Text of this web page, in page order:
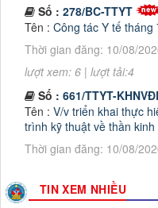
Tên : Công tác Y tế tháng
Thời gian đăng: 10/08/2026
lượt xem: 6 | lượt tải:4
Số :
661/TTYT-KHNVĐD
Tên : V/v triển khai thực
trình kỹ thuật về thần kinh
Thời gian đăng: 10/08/2026
lượt xem: 8 | lượt tải:2
Số :336 / QĐ –TTYT
Tên :QUYẾT ĐỊNH Về
TIN XEM NHIỀU